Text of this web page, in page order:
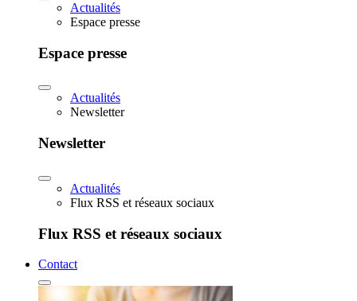
Actualités
Espace presse
Espace presse
Actualités
Newsletter
Newsletter
Actualités
Flux RSS et réseaux sociaux
Flux RSS et réseaux sociaux
Contact